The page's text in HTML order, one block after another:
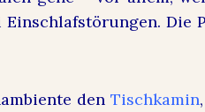
Die
denTischkamin